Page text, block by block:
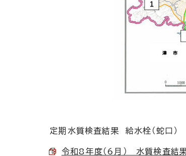
定期水質検査結果 給水栓（蛇口）
令和8年度（6月） 水質検査結